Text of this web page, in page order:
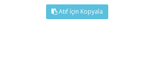
Atıf İçin Kopyala